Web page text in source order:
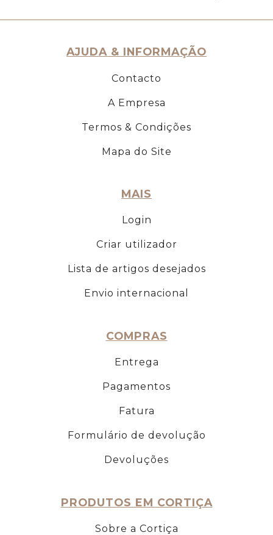
AJUDA & INFORMAÇÃO
Contacto
A Empresa
Termos & Condições
Mapa do Site
MAIS
Login
Criar utilizador
Lista de artigos desejados
Envio internacional
COMPRAS
Entrega
Pagamentos
Fatura
Formulário de devolução
Devoluções
PRODUTOS EM CORTIÇA
Sobre a Cortiça